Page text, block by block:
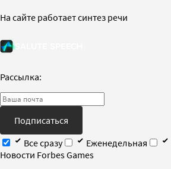
На сайте работает синтез речи
Рассылка:
Подписаться
Все сразу
Еженедельная
Новости Forbes Games